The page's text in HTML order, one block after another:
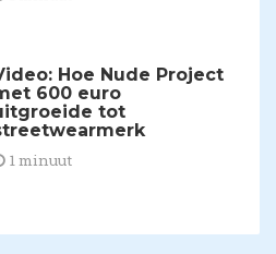
Hoe Nude Project
600 euro
tot
1 minuut